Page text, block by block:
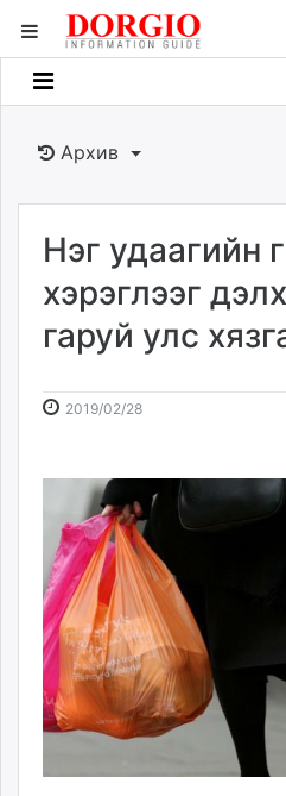
Мэдээллийн
Банк санхүү
Бизнес ААН
Төрийн
Нийслэлийн
dorgio.mn
caak.mn
Baabar.mn
tovch.mn
ikon.mn
mnb.mn
Livetv.mn
Eguur.mn
24tsag.mn
shuud.mn
eagle.mn
Архив
Нэг удаагийн
хэрэглээг
гаруй улс
2019/02/282019-
11:13:51
2026-
21:10:24